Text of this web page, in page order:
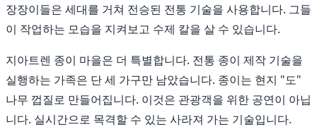
장장이들은 세대를 거쳐 전승된 전통 기술을 사용합니다. 그들
이 작업하는 모습을 지켜보고 수제 칼을 살 수 있습니다.
지아트렌 종이 마을은 더 특별합니다. 전통 종이 제작 기술을
실행하는 가족은 단 세 가구만 남았습니다. 종이는 현지 "도"
나무 껍질로 만들어집니다. 이것은 관광객을 위한 공연이 아닙
니다. 실시간으로 목격할 수 있는 사라져 가는 기술입니다.